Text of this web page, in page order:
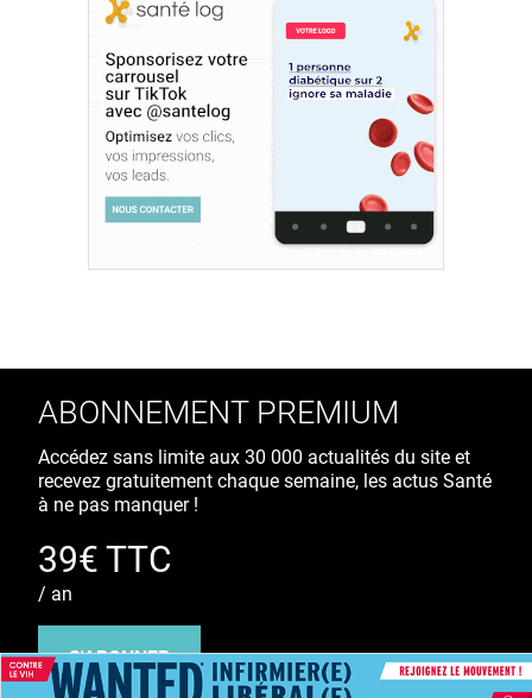
ABONNEMENT PREMIUM
Accédez sans limite aux 30 000 actualités du site et
recevez gratuitement chaque semaine, les actus Santé
à ne pas manquer !
39€ TTC
/ an
S'ABONNER